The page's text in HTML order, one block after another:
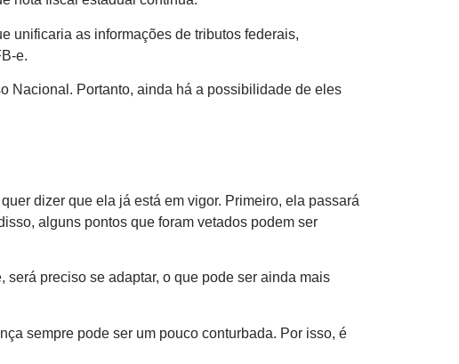
unificaria as informações de tributos federais,
e.
Nacional. Portanto, ainda há a possibilidade de eles
dizer que ela já está em vigor. Primeiro, ela passará
alguns pontos que foram vetados podem ser
preciso se adaptar, o que pode ser ainda mais
sempre pode ser um pouco conturbada. Por isso, é